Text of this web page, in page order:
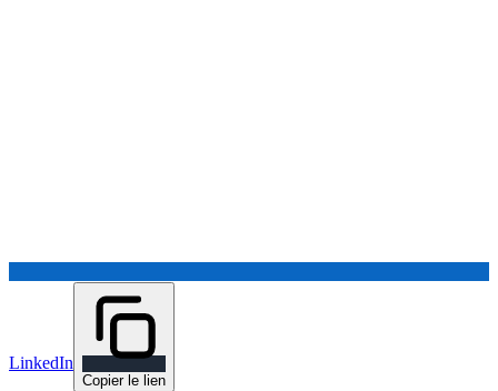
LinkedIn
Copier le lien